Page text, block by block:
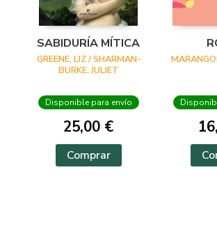
SABIDURÍA MÍTICA
GREENE, LIZ / SHARMAN-
BURKE, JULIET
Disponible para envío
25,00 €
Comprar